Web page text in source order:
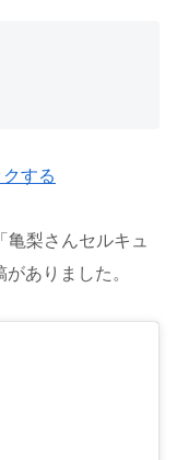
する
梨さんセルキュ
ありました。